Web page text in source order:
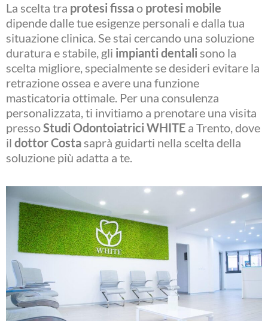
La scelta tra protesi fissao protesi mobile
dipende dalle tue esigenze personali e dalla tua
situazione clinica. Se stai cercando una soluzione
duratura e stabile, gli impianti dentali sono la
scelta migliore, specialmente se desideri evitare la
retrazione ossea e avere una funzione
masticatoria ottimale. Per una consulenza
personalizzata, ti invitiamo a prenotare una visita
pressoStudi Odontoiatrici WHITE a Trento, dove
il dottor Costa saprà guidarti nella scelta della
soluzione più adatta a te.